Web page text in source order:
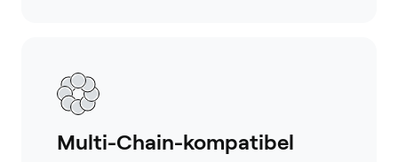
Multi-Chain-kompatibel